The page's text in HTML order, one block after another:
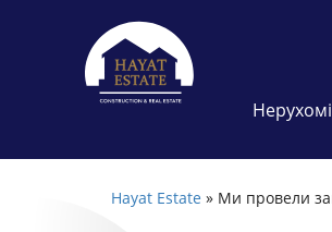
Hayat Estate » Ми провели